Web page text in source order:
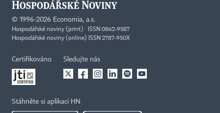
© 1996-2026 Economia, a.s.
Hospodářské noviny (print) ISSN 0862-9587
Hospodářské noviny (online) ISSN 2787-950X
Certifikováno Sledujte nás
Stáhněte si aplikaci HN